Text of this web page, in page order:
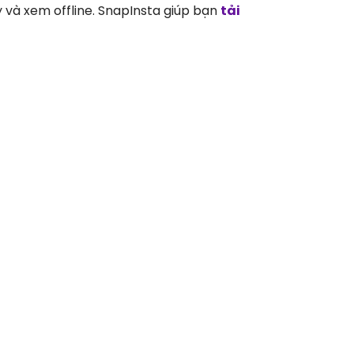
xem offline. SnapInsta giúp bạn tải